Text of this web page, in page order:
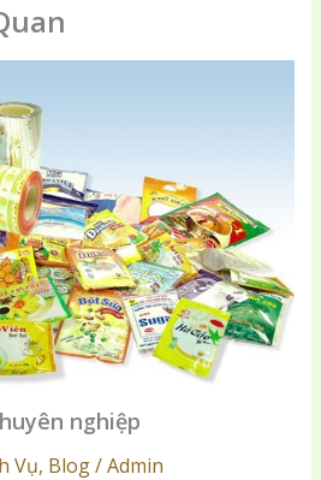
nghiệp
Vụ, Blog / Admin